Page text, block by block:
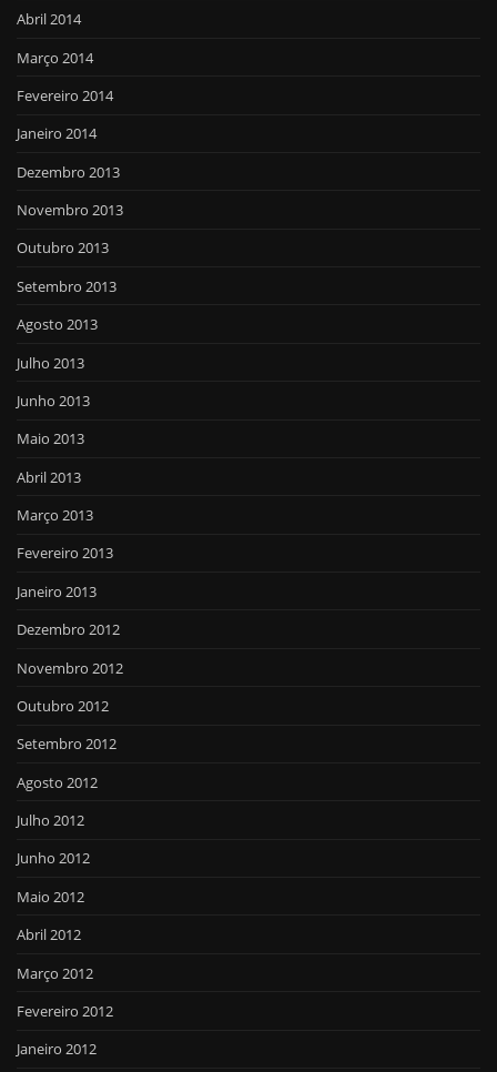
Abril 2014
Março 2014
Fevereiro 2014
Janeiro 2014
Dezembro 2013
Novembro 2013
Outubro 2013
Setembro 2013
Agosto 2013
Julho 2013
Junho 2013
Maio 2013
Abril 2013
Março 2013
Fevereiro 2013
Janeiro 2013
Dezembro 2012
Novembro 2012
Outubro 2012
Setembro 2012
Agosto 2012
Julho 2012
Junho 2012
Maio 2012
Abril 2012
Março 2012
Fevereiro 2012
Janeiro 2012